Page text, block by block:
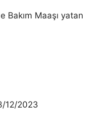
Bakım Maaşı yatan
12/2023